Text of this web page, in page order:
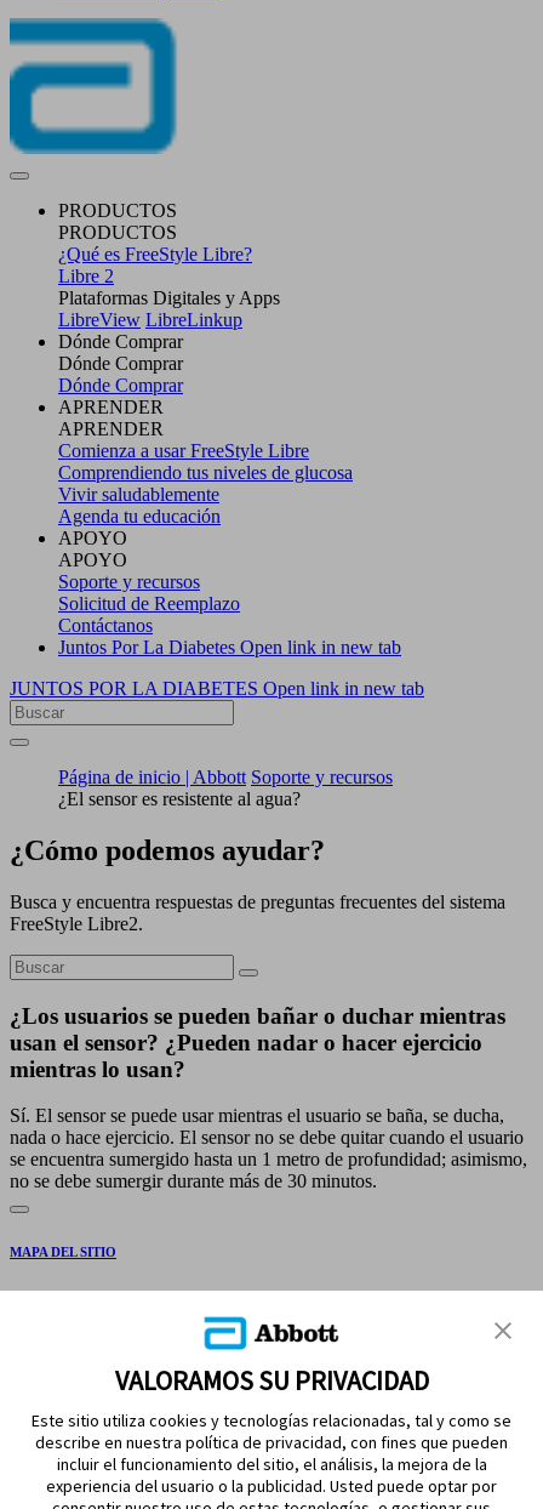
PRODUCTOS
PRODUCTOS
¿Qué es FreeStyle Libre?
Libre 2
Plataformas Digitales y Apps
LibreView LibreLinkup
Dónde Comprar
Dónde Comprar
Dónde Comprar
APRENDER
APRENDER
Comienza a usar FreeStyle Libre
Comprendiendo tus niveles de glucosa
Vivir saludablemente
Agenda tu educación
APOYO
APOYO
Soporte y recursos
Solicitud de Reemplazo
Contáctanos
Juntos Por La Diabetes Open link in new tab
JUNTOS POR LA DIABETES Open link in new tab
Página de inicio | Abbott Soporte y recursos
¿El sensor es resistente al agua?
¿Cómo podemos ayudar?
Busca y encuentra respuestas de preguntas frecuentes del sistema
FreeStyle Libre2.
¿Los usuarios se pueden bañar o duchar mientras
usan el sensor? ¿Pueden nadar o hacer ejercicio
mientras lo usan?
Sí. El sensor se puede usar mientras el usuario se baña, se ducha,
nada o hace ejercicio. El sensor no se debe quitar cuando el usuario
se encuentra sumergido hasta un 1 metro de profundidad; asimismo,
no se debe sumergir durante más de 30 minutos.
MAPA DEL SITIO
VALORAMOS SU PRIVACIDAD
Este sitio utiliza cookies y tecnologías relacionadas, tal y como se
describe en nuestra política de privacidad, con fines que pueden
incluir el funcionamiento del sitio, el análisis, la mejora de la
experiencia del usuario o la publicidad. Usted puede optar por